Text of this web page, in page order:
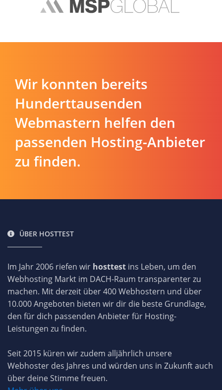
Wir konnten bereits
Hunderttausenden
Webmastern helfen den
passenden Hosting-Anbieter
zu finden.
ÜBER HOSTTEST
Im Jahr 2006 riefen wir hosttest ins Leben, um den
Webhosting Markt im DACH-Raum transparenter zu
machen. Mit derzeit über 400 Webhostern und über
10.000 Angeboten bieten wir dir die beste Grundlage,
den für dich passenden Anbieter für Hosting-
Leistungen zu finden.
Seit 2015 küren wir zudem alljährlich unsere
Webhoster des Jahres und würden uns in Zukunft auch
über deine Stimme freuen.